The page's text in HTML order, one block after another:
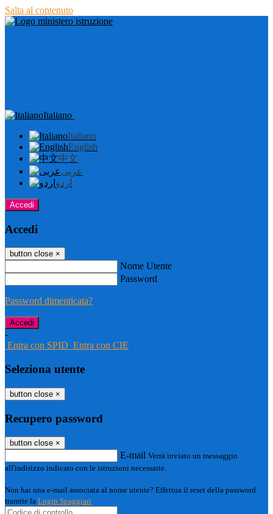
Salta al contenuto
Italiano
Italiano
English
中文
عربى
اردو
Accedi
Accedi
button close ×
Nome Utente
Password
Password dimenticata?
-
Entra con SPID Entra con CIE
Seleziona utente
button close ×
Recupero password
button close ×
E-mail Verrà inviato un messaggio
all'indirizzo indicato con le istruzioni necessarie.
Non hai una e-mail associata al nome utente? Effettua il reset della password
tramite la Login Spaggiari